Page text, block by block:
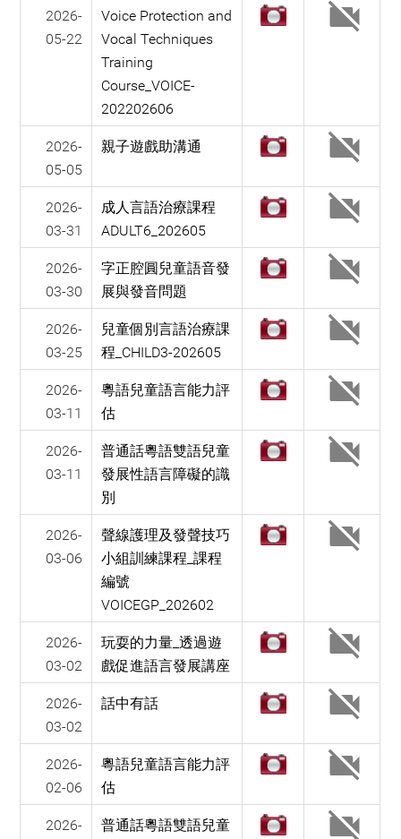
2026-
05-22
Voice Protection and
Vocal Techniques
Training
Course_VOICE-
202202606
2026-
05-05
親子遊戲助溝通
2026-
03-31
成人言語治療課程
ADULT6_202605
2026-
03-30
字正腔圓兒童語音發
展與發音問題
2026-
03-25
兒童個別言語治療課
程_CHILD3-202605
2026-
03-11
粵語兒童語言能力評
估
2026-
03-11
普通話粵語雙語兒童
發展性語言障礙的識
別
2026-
03-06
聲線護理及發聲技巧
小組訓練課程_課程
編號
VOICEGP_202602
2026-
03-02
玩耍的力量_透過遊
戲促進語言發展講座
2026-
03-02
話中有話
2026-
02-06
粵語兒童語言能力評
估
2026-
普通話粵語雙語兒童